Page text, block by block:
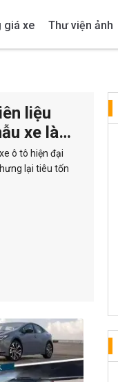
giá xe Thư viện ảnh
liệu
xe làm
của
ô tô hiện đại
lại tiêu tốn